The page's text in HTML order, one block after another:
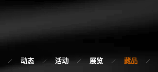
动态 活动 展览 藏品